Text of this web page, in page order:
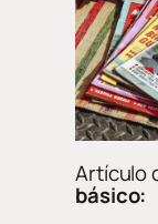
Artículo
básico: